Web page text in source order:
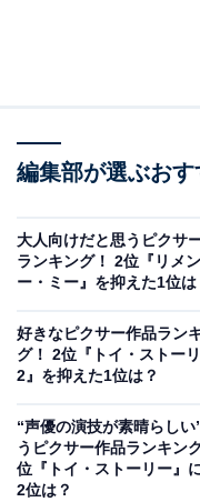
た。
躍しているマルチタ
ズ役のほかにも、宮
『崖の上のポニョ』
ラマ『アルフ』（
ています。
回答者からは、「所
りでした（55歳女性
高い感じがよく声に
編集部が選ぶお
大人向けだと思うピクサ
ランキング！ 2位『リメ
ー・ミー』を抑えた1位は
好きなピクサー作品ラン
グ！ 2位『トイ・ストー
2』を抑えた1位は？
“声優の演技が素晴らしい
うピクサー作品ランキン
位『トイ・ストーリー』
2位は？